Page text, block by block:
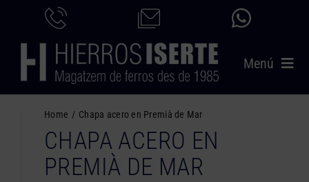
contenido
Menú
PRODUCTOS
SERVICIOS
Home Chapa acero en Premià de Mar
CHAPA ACERO EN
PREMIÀ DE MAR